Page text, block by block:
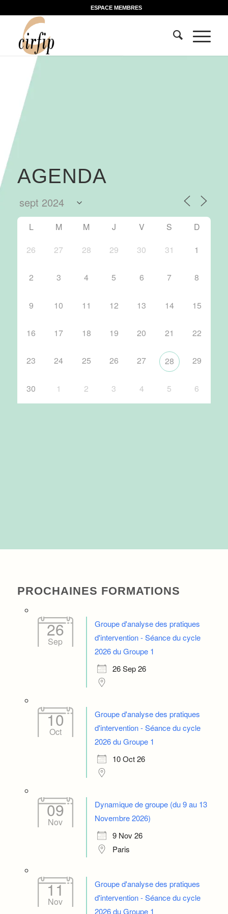
ESPACE MEMBRES
AGENDA
L M M J V S
D
26
27 28 29 30 31 1
2 3 4 5 6 7 8
9 10 11 12 13 14 15
16 17 18 19 20 21 22
23 24 25 26 27 28 29
30 1 2 3 4 5 6
PROCHAINES FORMATIONS
26
Sep
Groupe d'analyse des pratiques
d'intervention - Séance du cycle
2026 du Groupe 1
26 Sep 26
10
Oct
Groupe d'analyse des pratiques
d'intervention - Séance du cycle
2026 du Groupe 1
10 Oct 26
09
Nov
Dynamique de groupe (du 9 au 13
Novembre 2026)
9 Nov 26
Paris
11
Nov
Groupe d'analyse des pratiques
d'intervention - Séance du cycle
2026 du Groupe 1